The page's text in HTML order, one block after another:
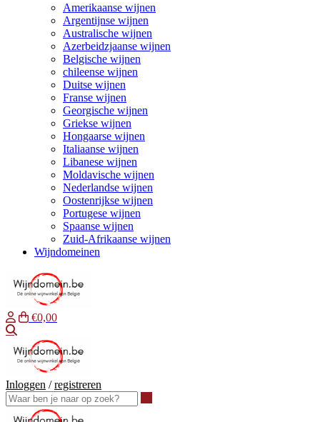
Amerikaanse wijnen
Argentijnse wijnen
Australische wijnen
Azerbeidzjaanse wijnen
Belgische wijnen
chileense wijnen
Duitse wijnen
Franse wijnen
Georgische wijnen
Griekse wijnen
Hongaarse wijnen
Italiaanse wijnen
Libanese wijnen
Moldavische wijnen
Nederlandse wijnen
Oostenrijkse wijnen
Portugese wijnen
Spaanse wijnen
Zuid-Afrikaanse wijnen
Wijndomeinen
€0,00
Inloggen /registreren